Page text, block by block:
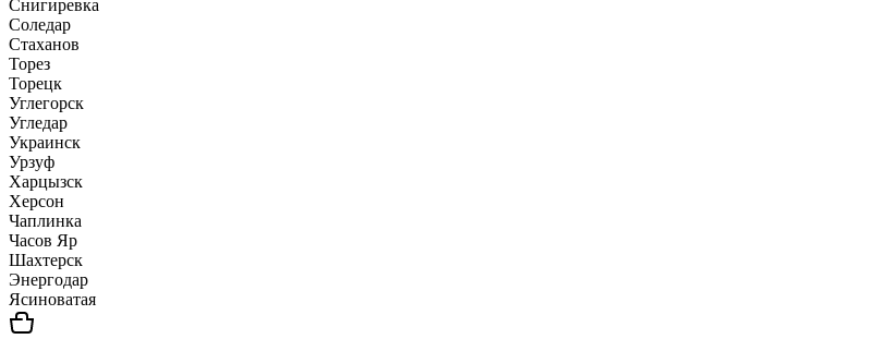
Снигиревка
Соледар
Стаханов
Торез
Торецк
Углегорск
Угледар
Украинск
Урзуф
Харцызск
Херсон
Чаплинка
Часов Яр
Шахтерск
Энергодар
Ясиноватая